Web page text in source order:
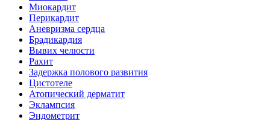
Миокардит
Перикардит
Аневризма сердца
Брадикардия
Вывих челюсти
Рахит
Задержка полового развития
Цистотеле
Атопический дерматит
Эклампсия
Эндометрит